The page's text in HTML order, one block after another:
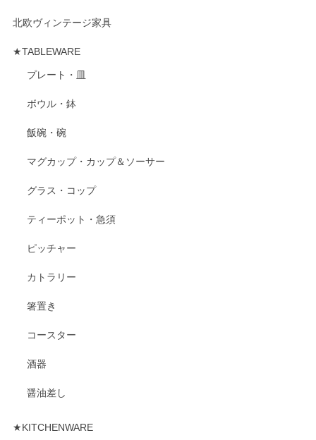
北欧ヴィンテージ家具
★TABLEWARE
プレート・皿
ボウル・鉢
飯碗・碗
マグカップ・カップ＆ソーサー
グラス・コップ
ティーポット・急須
ピッチャー
カトラリー
箸置き
コースター
酒器
醤油差し
★KITCHENWARE